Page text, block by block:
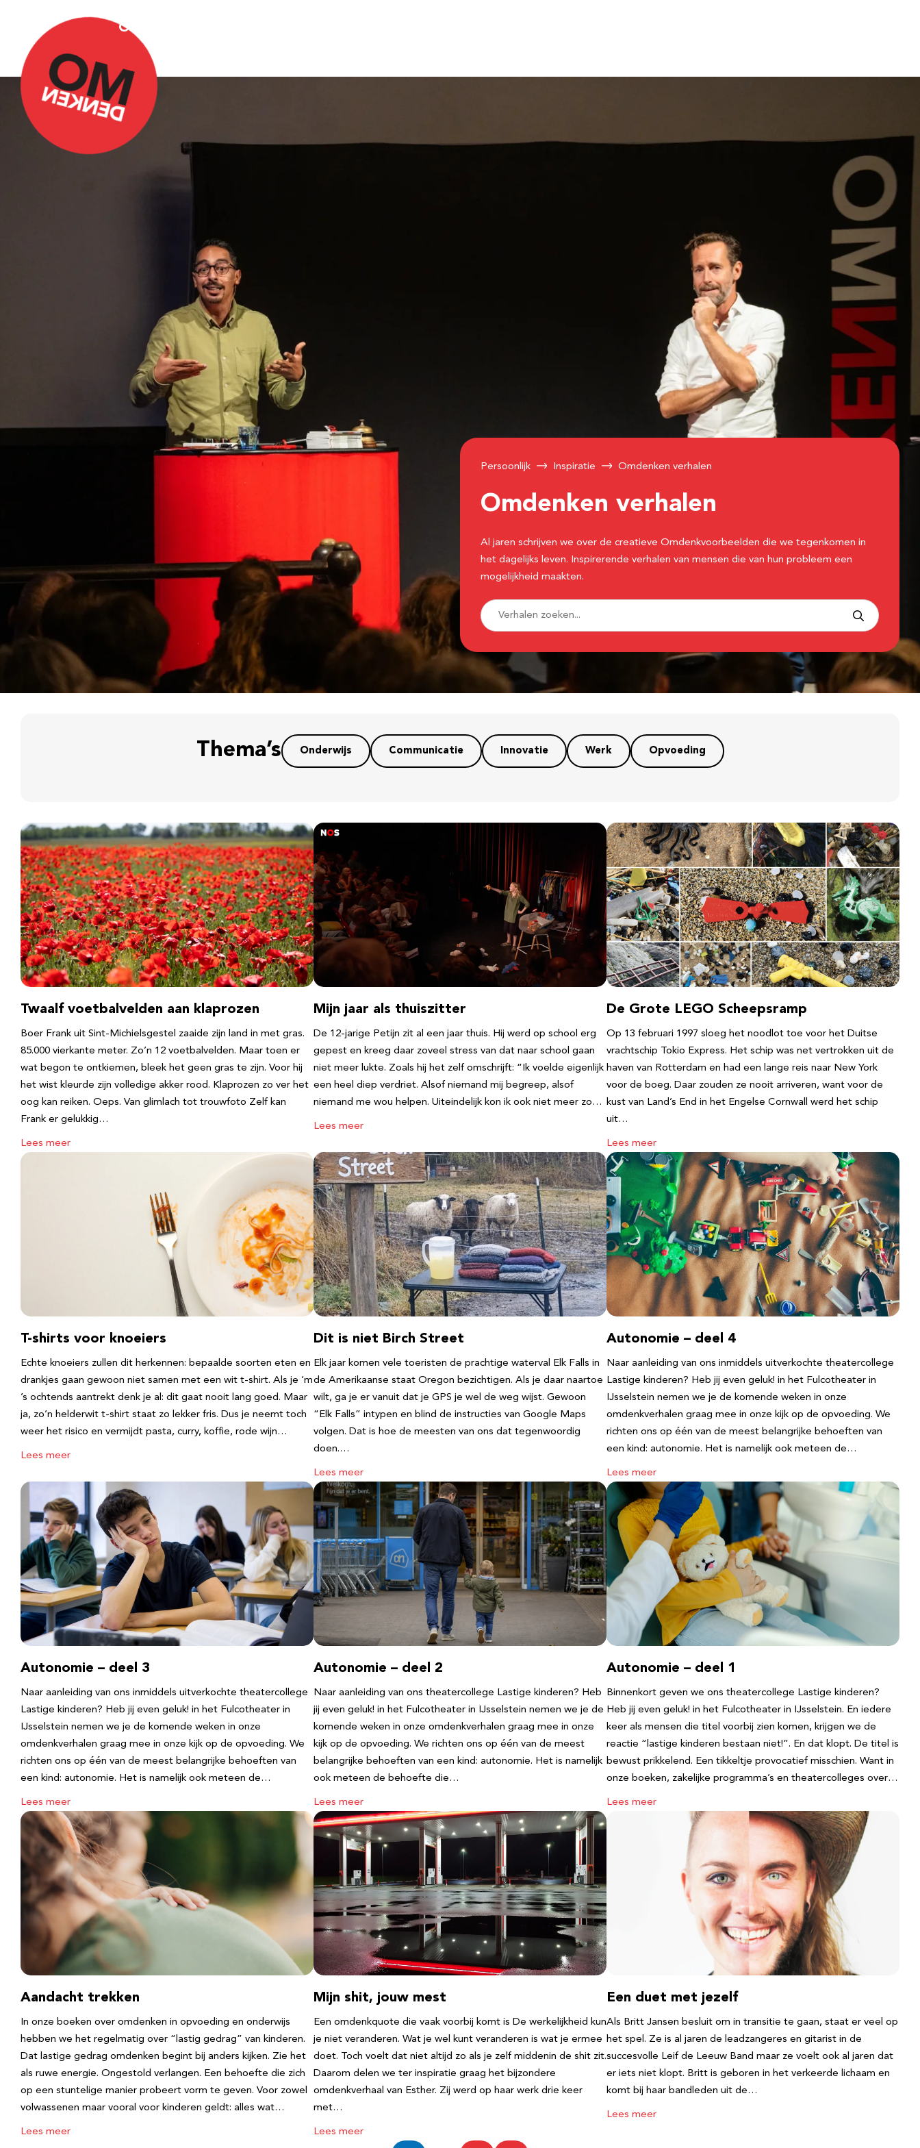
Over Omdenken
Persoonlijk Inspiratie Omdenken verhalen
Omdenken verhalen
Al jaren schrijven we over de creatieve Omdenkvoorbeelden die we tegenkomen in
het dagelijks leven. Inspirerende verhalen van mensen die van hun probleem een
mogelijkheid maakten.
Thema’s Onderwijs Communicatie Innovatie Werk Opvoeding
Twaalf voetbalvelden aan klaprozen
Boer Frank uit Sint-Michielsgestel zaaide zijn land in met gras.
85.000 vierkante meter. Zo’n 12 voetbalvelden. Maar toen er
wat begon te ontkiemen, bleek het geen gras te zijn. Voor hij
het wist kleurde zijn volledige akker rood. Klaprozen zo ver het
oog kan reiken. Oeps. Van glimlach tot trouwfoto Zelf kan
Frank er gelukkig…
Lees meer
Mijn jaar als thuiszitter
De 12-jarige Petijn zit al een jaar thuis. Hij werd op school erg
gepest en kreeg daar zoveel stress van dat naar school gaan
niet meer lukte. Zoals hij het zelf omschrijft: “Ik voelde eigenlijk
een heel diep verdriet. Alsof niemand mij begreep, alsof
niemand me wou helpen. Uiteindelijk kon ik ook niet meer zo…
Lees meer
De Grote LEGO Scheepsramp
Op 13 februari 1997 sloeg het noodlot toe voor het Duitse
vrachtschip Tokio Express. Het schip was net vertrokken uit de
haven van Rotterdam en had een lange reis naar New York
voor de boeg. Daar zouden ze nooit arriveren, want voor de
kust van Land’s End in het Engelse Cornwall werd het schip
uit…
Lees meer
T-shirts voor knoeiers
Echte knoeiers zullen dit herkennen: bepaalde soorten eten en
drankjes gaan gewoon niet samen met een wit t-shirt. Als je ‘m
’s ochtends aantrekt denk je al: dit gaat nooit lang goed. Maar
ja, zo’n helderwit t-shirt staat zo lekker fris. Dus je neemt toch
weer het risico en vermijdt pasta, curry, koffie, rode wijn…
Lees meer
Dit is niet Birch Street
Elk jaar komen vele toeristen de prachtige waterval Elk Falls in
de Amerikaanse staat Oregon bezichtigen. Als je daar naartoe
wilt, ga je er vanuit dat je GPS je wel de weg wijst. Gewoon
“Elk Falls” intypen en blind de instructies van Google Maps
volgen. Dat is hoe de meesten van ons dat tegenwoordig
doen.…
Lees meer
Autonomie – deel 4
Naar aanleiding van ons inmiddels uitverkochte theatercollege
Lastige kinderen? Heb jij even geluk! in het Fulcotheater in
IJsselstein nemen we je de komende weken in onze
omdenkverhalen graag mee in onze kijk op de opvoeding. We
richten ons op één van de meest belangrijke behoeften van
een kind: autonomie. Het is namelijk ook meteen de…
Lees meer
Autonomie – deel 3
Naar aanleiding van ons inmiddels uitverkochte theatercollege
Lastige kinderen? Heb jij even geluk! in het Fulcotheater in
IJsselstein nemen we je de komende weken in onze
omdenkverhalen graag mee in onze kijk op de opvoeding. We
richten ons op één van de meest belangrijke behoeften van
een kind: autonomie. Het is namelijk ook meteen de…
Lees meer
Autonomie – deel 2
Naar aanleiding van ons theatercollege Lastige kinderen? Heb
jij even geluk! in het Fulcotheater in IJsselstein nemen we je de
komende weken in onze omdenkverhalen graag mee in onze
kijk op de opvoeding. We richten ons op één van de meest
belangrijke behoeften van een kind: autonomie. Het is namelijk
ook meteen de behoefte die…
Lees meer
Autonomie – deel 1
Binnenkort geven we ons theatercollege Lastige kinderen?
Heb jij even geluk! in het Fulcotheater in IJsselstein. En iedere
keer als mensen die titel voorbij zien komen, krijgen we de
reactie “lastige kinderen bestaan niet!”. En dat klopt. De titel is
bewust prikkelend. Een tikkeltje provocatief misschien. Want in
onze boeken, zakelijke programma’s en theatercolleges over…
Lees meer
Aandacht trekken
In onze boeken over omdenken in opvoeding en onderwijs
hebben we het regelmatig over “lastig gedrag” van kinderen.
Dat lastige gedrag omdenken begint bij anders kijken. Zie het
als ruwe energie. Ongestold verlangen. Een behoefte die zich
op een stuntelige manier probeert vorm te geven. Voor zowel
volwassenen maar vooral voor kinderen geldt: alles wat…
Lees meer
Mijn shit, jouw mest
Een omdenkquote die vaak voorbij komt is De werkelijkheid kun
je niet veranderen. Wat je wel kunt veranderen is wat je ermee
doet. Toch voelt dat niet altijd zo als je zelf middenin de shit zit.
Daarom delen we ter inspiratie graag het bijzondere
omdenkverhaal van Esther. Zij werd op haar werk drie keer
met…
Lees meer
Een duet met jezelf
Als Britt Jansen besluit om in transitie te gaan, staat er veel op
het spel. Ze is al jaren de leadzangeres en gitarist in de
succesvolle Leif de Leeuw Band maar ze voelt ook al jaren dat
er iets niet klopt. Britt is geboren in het verkeerde lichaam en
komt bij haar bandleden uit de…
Lees meer